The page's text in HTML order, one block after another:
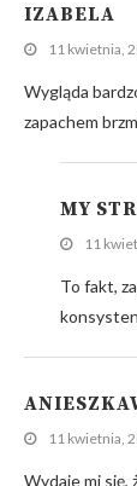
IZABELA
11 kwietnia,
Wygląda
zapachem
MY
11
To fakt,
11 kwietnia,
Wydaje mi się,